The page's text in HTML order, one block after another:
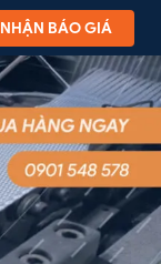
NHẬN BÁO GIÁ